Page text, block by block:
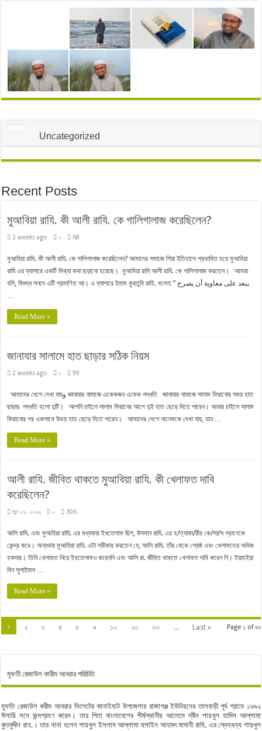
Uncategorized
Recent Posts
মুআবিয়া রাযি. কী আলী রাযি. কে গালিগালাজ করেছিলেন?
2 weeks ago ০ 68
মুআবিয়া রাযি. কী আলী রাযি. কে গালিগালাজ করেছিলেন? আমাদের সমাজে শিয়া ইতিহাসে প্রভাবিত হয়ে মুআবিয়া
রাযি এর ব্যাপারে একটি মিথ্যা কথা ছড়ানো হয়েছে। মুআবিয়া রাযি আলী রাযি. কে গালিগালাজ করতেন। আমরা
বলি, বিশুদ্ধ সনদে এটি প্রমাণিত নয়। এ ব্যাপারে ইমাম কুরতুবি রাহি. বলেন: ” يبعد على معاوية أن يصرح
…
Read More »
জানাযার সালামে হাত ছাড়ার সঠিক নিয়ম
2 weeks ago ০ 99
আমাদের দেশে দেখা যায়و জানাযার নামাজে একেকজন একেক পদ্ধতি জানাযার নামাজে সালাম ফিরানোর সময় হাত
ছাড়ার পদ্ধতি হলো দুটি। আপনি চাইলে সালাম ফিরানের আগে দুই হাত ছেড়ে দিতে পারেন। আবার চাইলে সালাম
ফিরানোর পর একসাথে উভয় হাত ছেড়ে দিতে পারেন। আমাদের দেশে অনেককে দেখা যায়, ডান …
Read More »
আলী রাযি. জীবিত থাকতে মুআবিয়া রাযি. কী খেলাফত দাবি
করেছিলেন?
জুন ২২, ২০২৬ ০ 306
আলি রাযি. এবং মুআবিয়া রাযি. এর মধ্যকার ইখতেলাফ ছিল, উসমান রাযি. এর হ/ত্যাকা/রীর কে/সা/স গ্রহণকে
কেন্দ্র করে। অন্যথায় মুআবিয়া রাযি. এটা স্বীকার করতেন যে, আলি রাযি. তাঁর থেকে শ্রেষ্ঠ এবং খেলাফতের অধিক
হকদার। তিনি খেলাফত নিয়ে ইখতেলাফও করেননি এবং আলি রা. জীবিত থাকতে খেলাফত দাবি করেন নি। ইয়াহইয়া
বিন সুলাইমান …
Read More »
Page ১ of ৬২
১ ২ ৩ ৪ ৫ » ১০ ২০ ৩০ ... Last »
মুফতী রেজাউল কারীম আবরার পরিচিতি
মুফতি রেজাউল করীম আবরার সিলেটের কানাইঘাট উপজেলার রাজাগঞ্জ ইউনিয়নের তালবাড়ী পূর্ব গ্রামে ১৯৯২
ঈসায়ি সনে জন্মগ্রহণ করেন। তার পিতা বাংলাদেশের শীর্ষস্থানীয় আলেমে দ্বীন শায়খুল হাদিস আল্লামা
কুতবুদ্দীন রাহ.। তার নানা হলেন শায়খুল ইসলাম আল্লামা হুসাইন আহমদ মাদানী রাহি. এর স্নেহধন্য শায়খুল